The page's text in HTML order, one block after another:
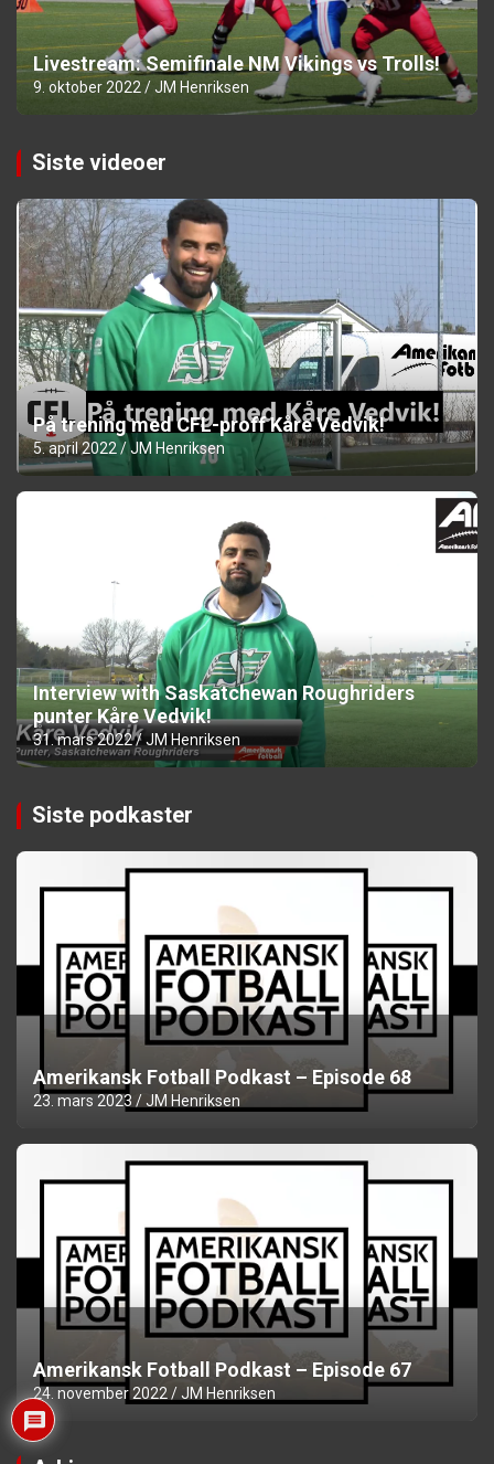
Livestream: Semifinale NM Vikings vs Trolls!
9. oktober 2022 JM Henriksen
Siste videoer
På trening med CFL-proff Kåre Vedvik!
5. april 2022 JM Henriksen
Interview with Saskatchewan Roughriders
punter Kåre Vedvik!
31. mars 2022 JM Henriksen
Siste podkaster
Amerikansk Fotball Podkast – Episode 68
23. mars 2023 JM Henriksen
Amerikansk Fotball Podkast – Episode 67
24. november 2022 JM Henriksen